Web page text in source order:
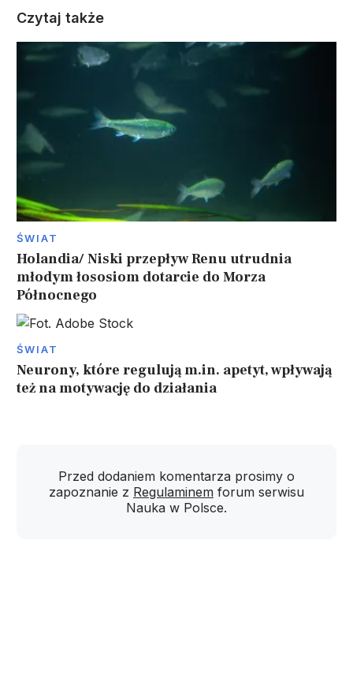
Czytaj także
ŚWIAT
Holandia/ Niski przepływ Renu utrudnia
młodym łososiom dotarcie do Morza
Północnego
ŚWIAT
Neurony, które regulują m.in. apetyt, wpływają
też na motywację do działania
Przed dodaniem komentarza prosimy o
zapoznanie z Regulaminem forum serwisu
Nauka w Polsce.